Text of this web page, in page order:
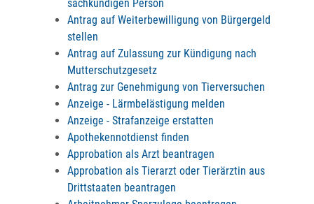
sachkundigen Person
Antrag auf Weiterbewilligung von Bürgergeld
stellen
Antrag auf Zulassung zur Kündigung nach
Mutterschutzgesetz
Antrag zur Genehmigung von Tierversuchen
Anzeige - Lärmbelästigung melden
Anzeige - Strafanzeige erstatten
Apothekennotdienst finden
Approbation als Arzt beantragen
Approbation als Tierarzt oder Tierärztin aus
Drittstaaten beantragen